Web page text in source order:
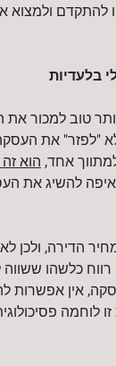
להתקדם ולמצוא
בלעדיות
טוב למכור את
"לפזר" את
אחד, הוא
להשיג את
הדירה, ולכן
כלשהו ששווה
אין אפשרות